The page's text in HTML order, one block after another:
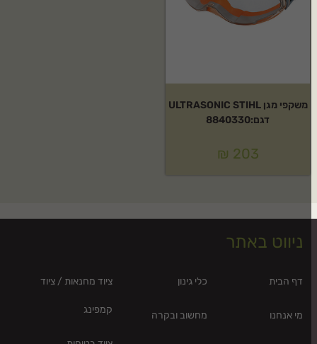
משקפי מגן ULTRASONIC STIHL
דגם:8840330
₪203
ניווט באתר
דף הבית
מי אנחנו
כלי גינון
מחשוב ובקרה
ציוד מחנאות / ציוד
קמפינג